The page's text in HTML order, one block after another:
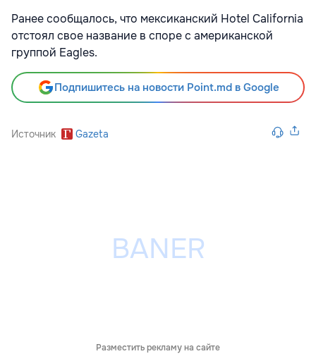
Ранее сообщалось, что мексиканский Hotel California
отстоял свое название в споре с американской
группой Eagles.
Подпишитесь на новости Point.md в Google
Источник Gazeta
Разместить рекламу на сайте